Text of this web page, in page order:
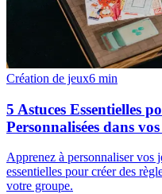
Création de jeux6 min
5 Astuces Essentielles
Personnalisées dans
Apprenez à personnaliser vos
essentielles pour créer des
votre groupe.